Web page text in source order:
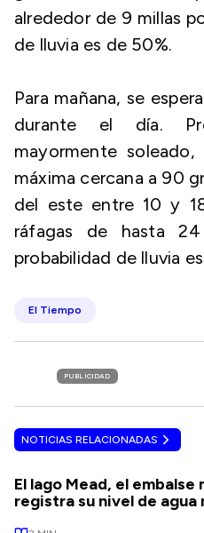
alrededor de 9 millas
de lluvia es de 50%.
Para mañana, se
durante el día.
mayormente
máxima cercana a 90
del este entre 10 y
ráfagas de hasta
probabilidad de lluvia
El Tiempo
PUBLICIDAD
NOTICIAS RELACIONADAS
El lago Mead, el embalse
registra su nivel de agua